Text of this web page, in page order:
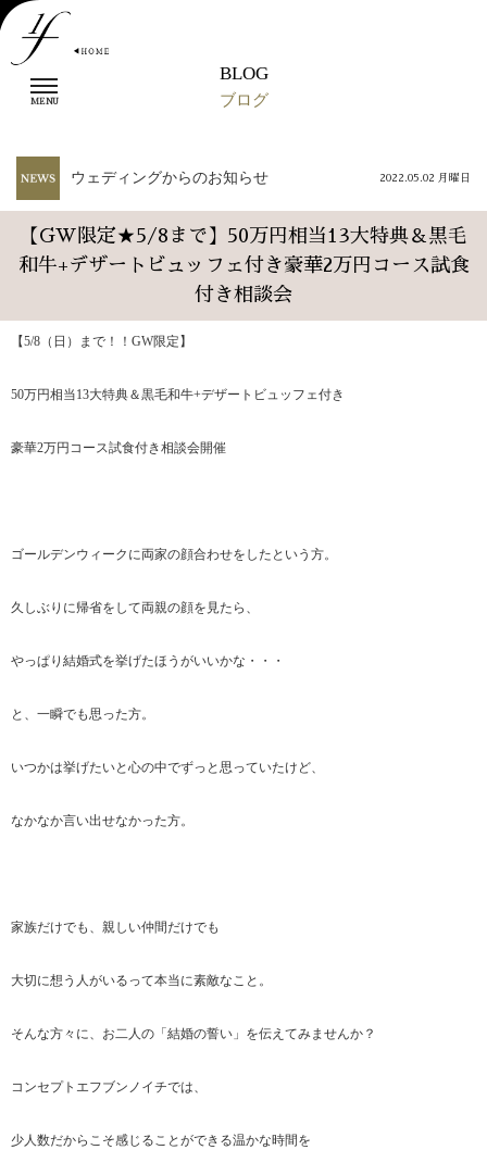
t
o
e
a
i
n
MENU
BLOG
ブログ
ウェディングからのお知らせ 2022.05.02 月曜日
【GW限定★5/8まで】50万円相当13大特典＆黒毛
和牛+デザートビュッフェ付き豪華2万円コース試食
付き相談会
【5/8（日）まで！！GW限定】
50万円相当13大特典＆黒毛和牛+デザートビュッフェ付き
豪華2万円コース試食付き相談会開催
ゴールデンウィークに両家の顔合わせをしたという方。
久しぶりに帰省をして両親の顔を見たら、
やっぱり結婚式を挙げたほうがいいかな・・・
と、一瞬でも思った方。
いつかは挙げたいと心の中でずっと思っていたけど、
なかなか言い出せなかった方。
家族だけでも、親しい仲間だけでも
大切に想う人がいるって本当に素敵なこと。
そんな方々に、お二人の「結婚の誓い」を伝えてみませんか？
コンセプトエフブンノイチでは、
少人数だからこそ感じることができる温かな時間を